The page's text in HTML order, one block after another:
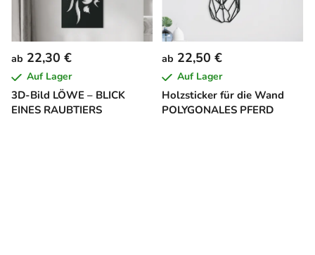
3D-Bild LÖWE – BLICK
EINES RAUBTIERS
ab 22,30 €
Auf Lager
Holzsticker für die Wand
POLYGONALES PFERD
ab 22,50 €
Auf Lager